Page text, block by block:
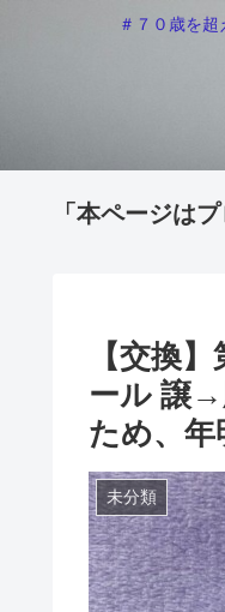
＃７０歳を
「本ページは
【交換
ール 譲
ため、年
未分類